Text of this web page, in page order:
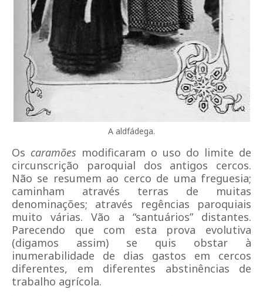
A aldfádega.
Os caramões modificaram o uso do limite de
circunscrição paroquial dos antigos cercos.
Não se resumem ao cerco de uma freguesia;
caminham através terras de muitas
denominações; através regências paroquiais
muito várias. Vão a “santuários” distantes.
Parecendo que com esta prova evolutiva
(digamos assim) se quis obstar à
inumerabilidade de dias gastos em cercos
diferentes, em diferentes abstinências de
trabalho agrícola.